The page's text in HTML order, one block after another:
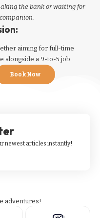
the bank or waiting for
aiming for full-time
alongside a 9-to-5 job.
Book Now
newest articles instantly!
adventures!